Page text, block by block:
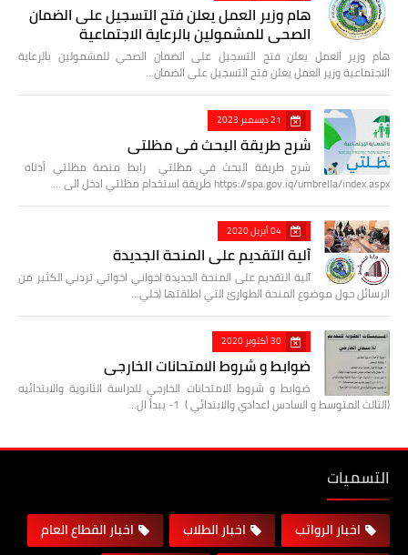
هام وزير العمل يعلن فتح التسجيل على الضمان
الصحي للمشمولين بالرعاية الاجتماعية
هام وزير العمل يعلن فتح التسجيل على الضمان الصحي للمشمولين بالرعاية
الاجتماعية وزير العمل يعلن فتح التسجيل على الضمان…
21 ديسمبر 2023
شرح طريقة البحث في مظلتي
شرح طريقة البحث في مظلتي رابط منصة مظلتي أدناه
https://spa.gov.iq/umbrella/index.aspx طريقة استخدام مظلتي ادخل الى …
04 أبريل 2020
آلية التقديم على المنحة الجديدة
آلية التقديم على المنحة الجديدة اخواني اخواتي تردني الكثير من
الرسائل حول موضوع المنحة الطوارئ التي اطلقتها (خلي…
30 أكتوبر 2020
ضوابط و شروط الامتحانات الخارجي
ضوابط و شروط الامتحانات الخارجي للدراسة الثانوية والابتدائيه
(الثالث المتوسط و السادس اعدادي والابتدائي ) 1- يبدأ ال…
التسميات
اخبار الرواتب اخبار الطلاب
اخبار القطاع العام